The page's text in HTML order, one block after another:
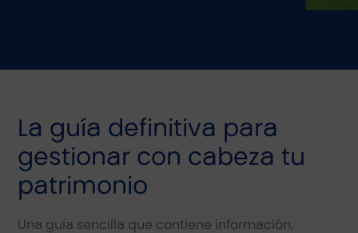
La guía definitiva para
gestionar con cabeza tu
patrimonio
Una guía sencilla que contiene información,